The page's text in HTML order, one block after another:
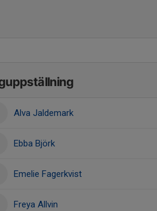
Alva Jaldemark
Ebba Björk
Emelie Fagerkvist
Freya Allvin